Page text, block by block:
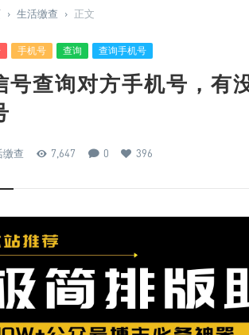
› 生活缴查 › 正文
手机号 查询 查询手机号
号查询对方手机号，有
缴查 7,647 0 396